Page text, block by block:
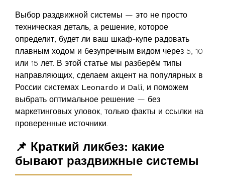
Выбор раздвижной системы — это не просто
техническая деталь, а решение, которое
определит, будет ли ваш шкаф-купе радовать
плавным ходом и безупречным видом через 5, 10
или 15 лет. В этой статье мы разберём типы
направляющих, сделаем акцент на популярных в
России системах Leonardo и Dali, и поможем
выбрать оптимальное решение — без
маркетинговых уловок, только факты и ссылки на
проверенные источники.
📌 Краткий ликбез: какие
бывают раздвижные системы